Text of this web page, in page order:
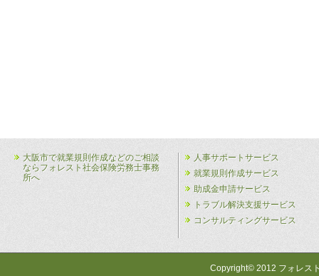
大阪市で就業規則作成などのご相談
ならフォレスト社会保険労務士事務
所へ
人事サポートサービス
就業規則作成サービス
助成金申請サービス
トラブル解決支援サービス
コンサルティングサービス
Copyright© 2012 フォレス